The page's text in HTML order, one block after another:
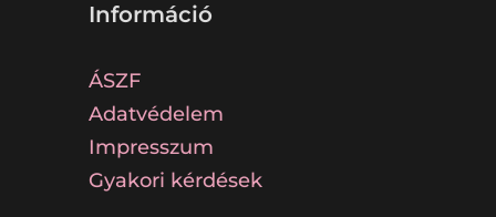
Információ
ÁSZF
Adatvédelem
Impresszum
Gyakori kérdések